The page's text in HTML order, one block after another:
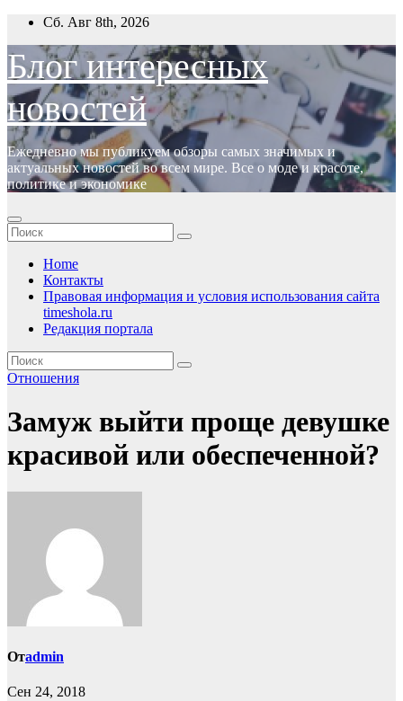
Перейти
содержимому
Сб. Авг 8th, 2026
Блог интересных
новостей
Ежедневно мы публикуем обзоры самых значимых и
актуальных новостей во всем мире. Все о моде и красоте,
политике и экономике
Home
Контакты
Правовая информация и условия использования сайта
timeshola.ru
Редакция портала
Отношения
Замуж выйти проще девушке
красивой или обеспеченной?
Отadmin
Сен 24, 2018